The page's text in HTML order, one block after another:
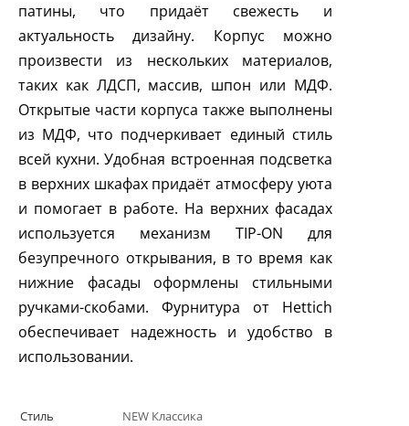
патины, что придаёт свежесть и
актуальность дизайну. Корпус можно
произвести из нескольких материалов,
таких как ЛДСП, массив, шпон или МДФ.
Открытые части корпуса также выполнены
из МДФ, что подчеркивает единый стиль
всей кухни. Удобная встроенная подсветка
в верхних шкафах придаёт атмосферу уюта
и помогает в работе. На верхних фасадах
используется механизм TIP-ON для
безупречного открывания, в то время как
нижние фасады оформлены стильными
ручками-скобами. Фурнитура от Hettich
обеспечивает надежность и удобство в
использовании.
Стиль NEW Классика